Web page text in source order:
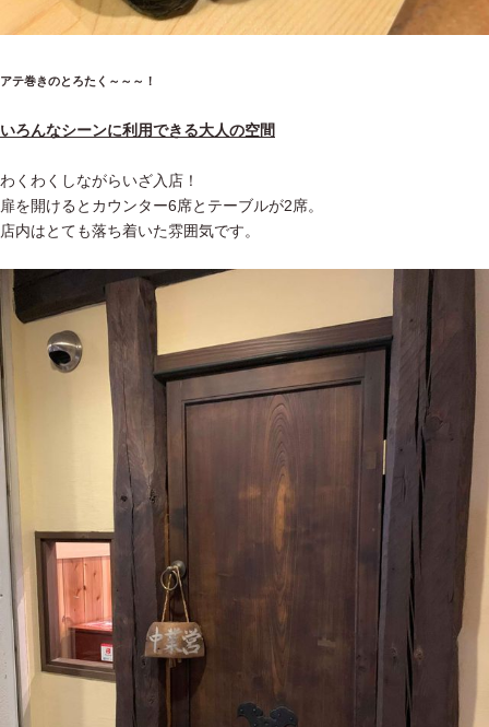
アテ巻きのとろたく～～～！
いろんなシーンに利用できる大人の空間
わくわくしながらいざ入店！
扉を開けるとカウンター6席とテーブルが2席。
店内はとても落ち着いた雰囲気です。